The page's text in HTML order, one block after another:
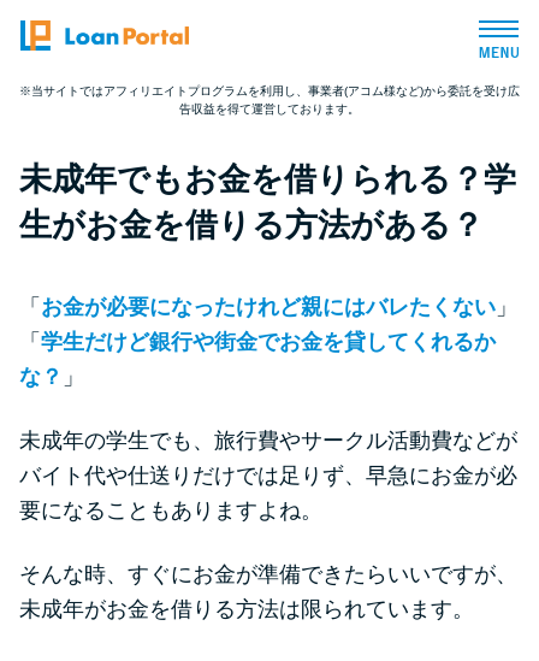
トップページ
おすすめコンテンツ
とにかくすぐ借りたい方向け
審査が不安な方向け
カードローン診断
※当サイトではアフィリエイトプログラムを利用し、事業者(アコム様など)から委託を受け広
告収益を得て運営しております。
未成年でもお金を借りられる？学
生がお金を借りる方法がある？
「 お金が必要になったけれど親にはバレたくない 」
「 学生だけど銀行や街金でお金を貸してくれるか
な？ 」
未成年の学生でも、旅行費やサークル活動費などが
バイト代や仕送りだけでは足りず、早急にお金が必
要になることもありますよね。
そんな時、すぐにお金が準備できたらいいですが、
未成年がお金を借りる方法は限られています。